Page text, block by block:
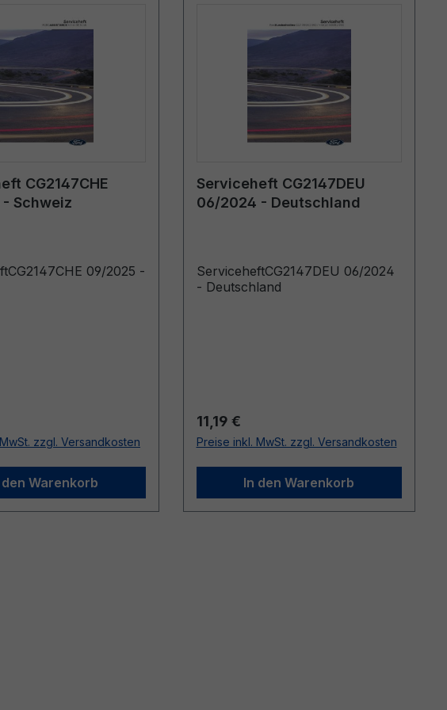
CG2147CHE
Schweiz
09/2025 -
zzgl. Versandkosten
den Warenkorb
Serviceheft CG2147DEU
06/2024 - Deutschland
ServiceheftCG2147DEU 06/2024
- Deutschland
Regulärer Preis:
11,19 €
Preise inkl. MwSt. zzgl. Versandkosten
In den Warenkorb